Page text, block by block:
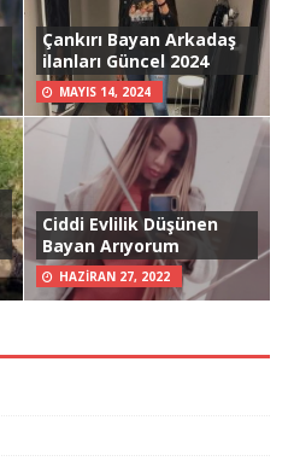
Çankırı Bayan Arkadaş
ilanları Güncel 2024
MAYIS 14, 2024
Ciddi Evlilik Düşünen
Bayan Arıyorum
HAZIRAN 27, 2022